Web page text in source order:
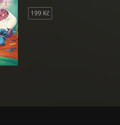
199 Kč